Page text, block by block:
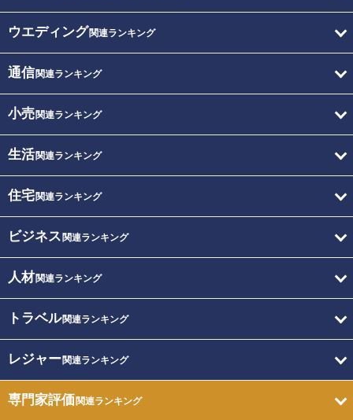
ウエディング関連ランキング
通信関連ランキング
小売関連ランキング
生活関連ランキング
住宅関連ランキング
ビジネス 関連ランキング
人材関連ランキング
トラベル関連ランキング
レジャー関連ランキング
専門家評価関連ランキング